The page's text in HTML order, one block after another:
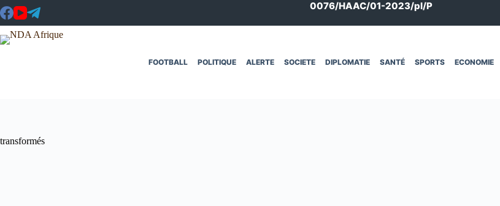
Passer
au
contenu
0076/HAAC/01-2023/pl/P
FOOTBALL POLITIQUE ALERTE SOCIETE DIPLOMATIE SANTÉ SPORTS ECONOMIE
transformés